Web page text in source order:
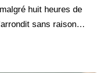
huit heures de
sans raison,